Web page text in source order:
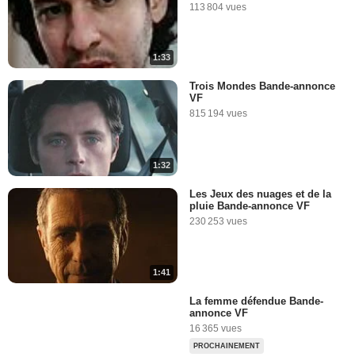
1:33
113 804 vues
1:32
Trois Mondes Bande-annonce
VF
815 194 vues
1:41
Les Jeux des nuages et de la
pluie Bande-annonce VF
230 253 vues
La femme défendue Bande-
annonce VF
16 365 vues
PROCHAINEMENT